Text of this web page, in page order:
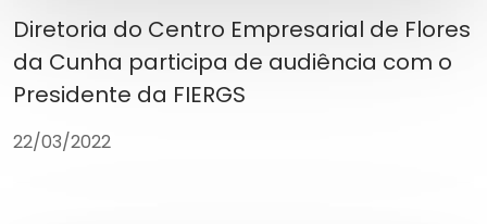
Diretoria do Centro Empresarial de Flores
da Cunha participa de audiência com o
Presidente da FIERGS
22/03/2022